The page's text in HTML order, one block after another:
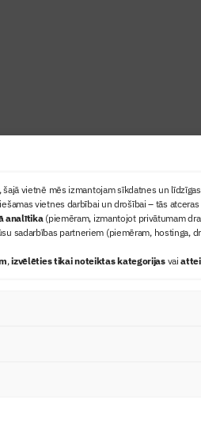
vietnē mēs izmantojam sīkdatnes un
vietnes darbībai un drošībai – tās
analītika(piemēram, izmantojot privātumam
sadarbības partneriem (piemēram, hostinga,
,izvēlēties tikai noteiktas kategorijasvai